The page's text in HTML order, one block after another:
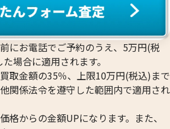
にお電話でご予約のうえ、5万円(税
場合に適用されます。
取金額の35％、上限10万円(税込)まで
関係法令を遵守した範囲内で適用され
格からの金額UPになります。また、